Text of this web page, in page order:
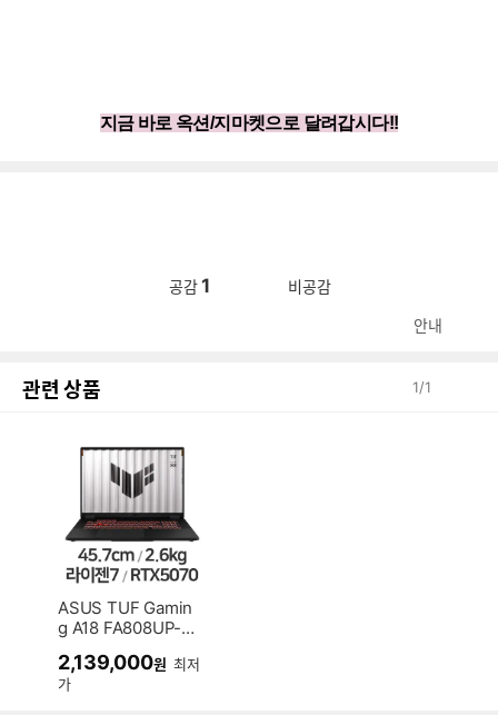
지금 바로 옥션/지마켓으로 달려갑시다!!
공감 1 비공감
안내
관련 상품 1/1
ASUS TUF Gamin
g A18 FA808UP-S
B)
2,139,000원 최저
가